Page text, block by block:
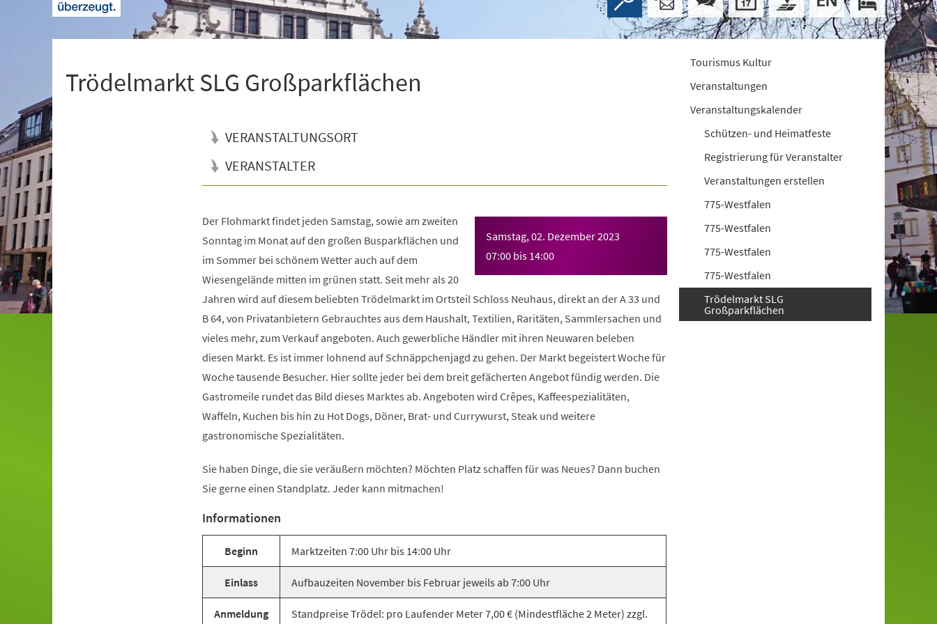
Trödelmarkt SLG Großparkflächen
VERANSTALTUNGSORT
VERANSTALTER
Samstag, 02. Dezember 2023
07:00 bis 14:00
Der Flohmarkt findet jeden Samstag, sowie am zweiten
Sonntag im Monat auf den großen Busparkflächen und
im Sommer bei schönem Wetter auch auf dem
Wiesengelände mitten im grünen statt. Seit mehr als 20
Jahren wird auf diesem beliebten Trödelmarkt im Ortsteil Schloss Neuhaus, direkt an der A 33 und
B 64, von Privatanbietern Gebrauchtes aus dem Haushalt, Textilien, Raritäten, Sammlersachen und
vieles mehr, zum Verkauf angeboten. Auch gewerbliche Händler mit ihren Neuwaren beleben
diesen Markt. Es ist immer lohnend auf Schnäppchenjagd zu gehen. Der Markt begeistert Woche für
Woche tausende Besucher. Hier sollte jeder bei dem breit gefächerten Angebot fündig werden. Die
Gastromeile rundet das Bild dieses Marktes ab. Angeboten wird Crêpes, Kaffeespezialitäten,
Waffeln, Kuchen bis hin zu Hot Dogs, Döner, Brat- und Currywurst, Steak und weitere
gastronomische Spezialitäten.
Sie haben Dinge, die sie veräußern möchten? Möchten Platz schaffen für was Neues? Dann buchen
Sie gerne einen Standplatz. Jeder kann mitmachen!
Informationen
Beginn Marktzeiten 7:00 Uhr bis 14:00 Uhr
Einlass Aufbauzeiten November bis Februar jeweils ab 7:00 Uhr
Anmeldung Standpreise Trödel: pro Laufender Meter 7,00 € (Mindestfläche 2 Meter) zzgl.
Tourismus Kultur
Veranstaltungen
Veranstaltungskalender
Schützen- und Heimatfeste
Registrierung für Veranstalter
Veranstaltungen erstellen
775-Westfalen
775-Westfalen
775-Westfalen
775-Westfalen
Trödelmarkt SLG
Großparkflächen